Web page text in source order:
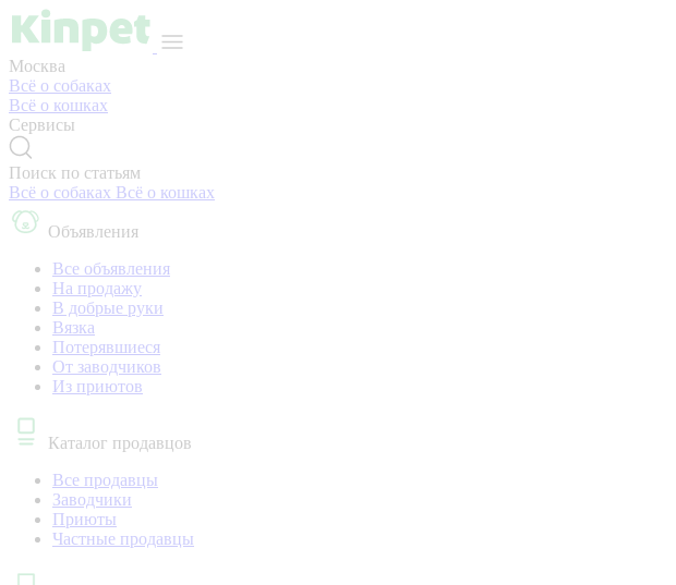
Москва
Всё о собаках
Всё о кошках
Сервисы
Поиск по статьям
Всё о собаках Всё о кошках
Объявления
Все объявления
На продажу
В добрые руки
Вязка
Потерявшиеся
От заводчиков
Из приютов
Каталог продавцов
Все продавцы
Заводчики
Приюты
Частные продавцы